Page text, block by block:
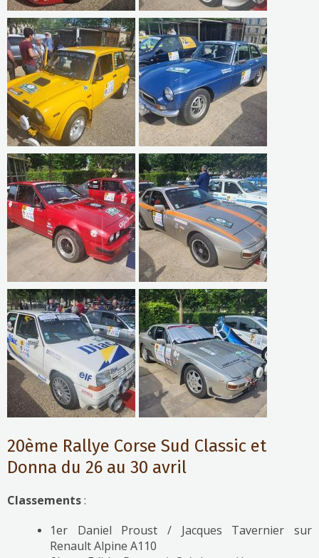
20ème Rallye Corse Sud Classic et
Donna du 26 au 30 avril
Classements:
1er Daniel Proust / Jacques Tavernier sur
Renault Alpine A110